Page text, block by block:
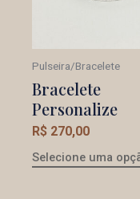
Pulseira/Bracelete
Bracelete
Personalize
R$ 270,00
Selecione uma